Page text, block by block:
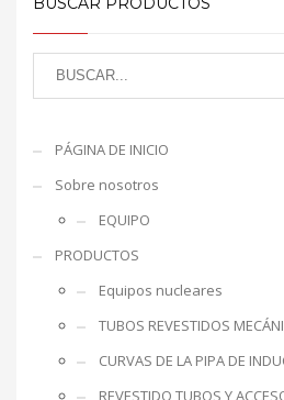
PÁGINA DE INICIO
Sobre nosotros
EQUIPO
PRODUCTOS
Equipos nucleares
TUBOS REVESTIDOS
CURVAS DE LA PIPA DE
REVESTIDO TUBOS Y